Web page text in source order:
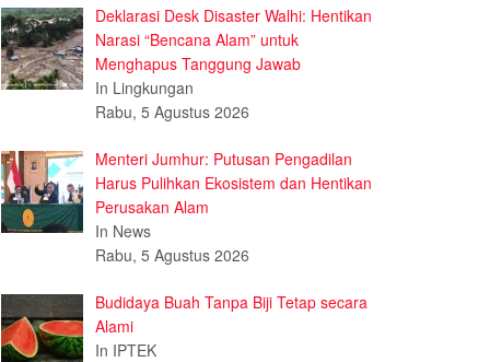
Deklarasi Desk Disaster Walhi: Hentikan
Narasi “Bencana Alam” untuk
Menghapus Tanggung Jawab
In Lingkungan
Rabu, 5 Agustus 2026
Menteri Jumhur: Putusan Pengadilan
Harus Pulihkan Ekosistem dan Hentikan
Perusakan Alam
In News
Rabu, 5 Agustus 2026
Budidaya Buah Tanpa Biji Tetap secara
Alami
In IPTEK